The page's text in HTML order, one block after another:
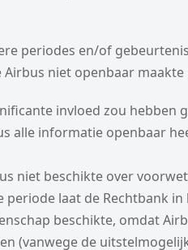
periodes en/of
niet openbaar maakte
invloed zou hebben
alle informatie openbaar
niet beschikte over
periode laat de Rechtbank
beschikte, omdat
(vanwege de